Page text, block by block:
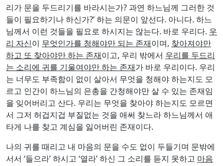
들이 필요하기나 하신가?’ 하는 의문이 앞선다. 아니다. 하느
님께서 이런 것들을 필요로 하시지는 않는다. 바로 우리다.우
리 자신 이무엇인가를 청해야만 되는 존재이며,찾아져야만
하고 또 찾아야만 하는 존재이고, 우리 밖에서우리를 두드리
는 소리에 귀를 기울여야만 하는 존재가 바로 우리이다. 우리
는 너무도 부족함이 없이 살아서 무엇을 청해야 하는지도 모
르고 인간이 하느님의 은총을 간청해야만 살 수 있는 존재임
을 잊어버리고 산다. 우리는 무엇을 찾아야 하는지도 모르면
서 그저 허겁지겁 부질없는 것을 애써 찾느라 하느님께서 애
타게 나를 찾고 계심을 잃어버린 존재이다.
나의 귀를 때리고 내 마음의 문을 수도 없이 두들기며 문밖에
서서 ‘들으라’ 하시고 ‘열라’ 하신 그 소리를 듣지 못하고마음
의 문을 굳게 닫아걸고 무디어져 내가 듣고 싶은 것만 듣고 사